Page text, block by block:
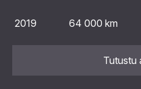
2019 64 000 km
Tutustu